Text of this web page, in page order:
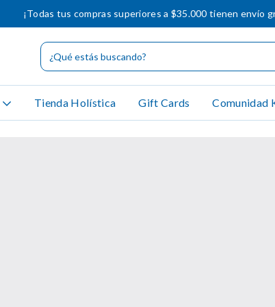
¡Todas tus compras superiores a $35.000 tienen envío
Tienda Holística Gift Cards Comunidad